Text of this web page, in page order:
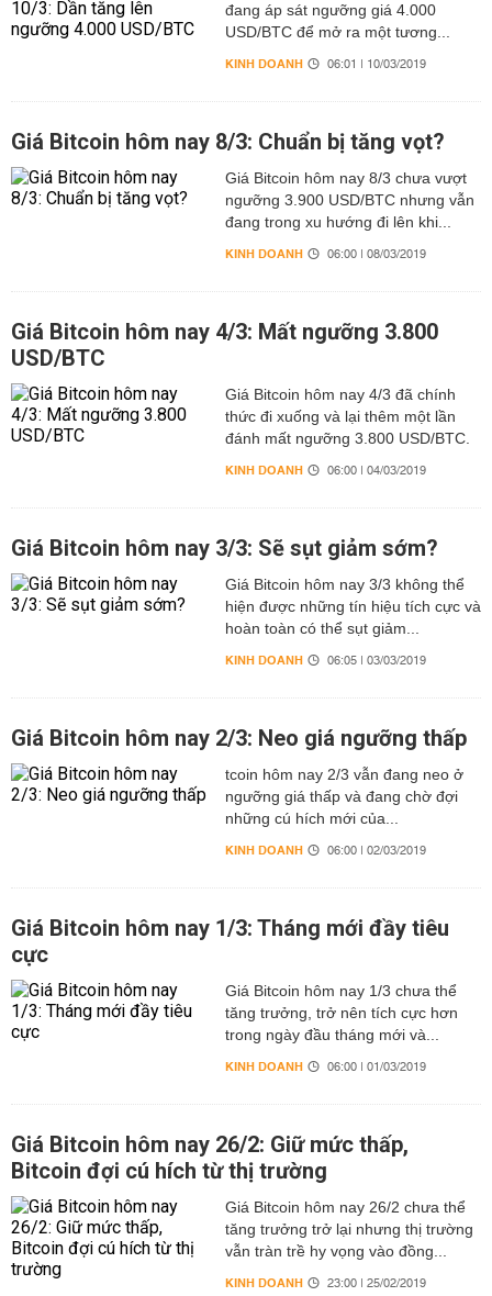
đang áp sát ngưỡng giá 4.000
USD/BTC để mở ra một tương...
KINH DOANH 06:01 | 10/03/2019
Giá Bitcoin hôm nay 8/3: Chuẩn bị tăng vọt?
Giá Bitcoin hôm nay 8/3 chưa vượt
ngưỡng 3.900 USD/BTC nhưng vẫn
đang trong xu hướng đi lên khi...
KINH DOANH 06:00 | 08/03/2019
Giá Bitcoin hôm nay 4/3: Mất ngưỡng 3.800
USD/BTC
Giá Bitcoin hôm nay 4/3 đã chính
thức đi xuống và lại thêm một lần
đánh mất ngưỡng 3.800 USD/BTC.
KINH DOANH 06:00 | 04/03/2019
Giá Bitcoin hôm nay 3/3: Sẽ sụt giảm sớm?
Giá Bitcoin hôm nay 3/3 không thể
hiện được những tín hiệu tích cực và
hoàn toàn có thể sụt giảm...
KINH DOANH 06:05 | 03/03/2019
Giá Bitcoin hôm nay 2/3: Neo giá ngưỡng thấp
tcoin hôm nay 2/3 vẫn đang neo ở
ngưỡng giá thấp và đang chờ đợi
những cú hích mới của...
KINH DOANH 06:00 | 02/03/2019
Giá Bitcoin hôm nay 1/3: Tháng mới đầy tiêu
cực
Giá Bitcoin hôm nay 1/3 chưa thể
tăng trưởng, trở nên tích cực hơn
trong ngày đầu tháng mới và...
KINH DOANH 06:00 | 01/03/2019
Giá Bitcoin hôm nay 26/2: Giữ mức thấp,
Bitcoin đợi cú hích từ thị trường
Giá Bitcoin hôm nay 26/2 chưa thể
tăng trưởng trở lại nhưng thị trường
vẫn tràn trề hy vọng vào đồng...
KINH DOANH 23:00 | 25/02/2019